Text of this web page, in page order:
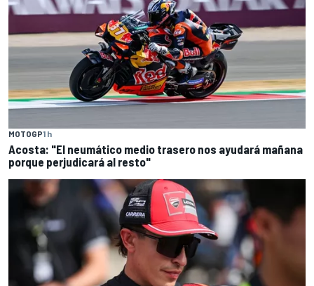
MOTOGP1 h
Acosta: "El neumático medio trasero nos ayudará mañana
porque perjudicará al resto"